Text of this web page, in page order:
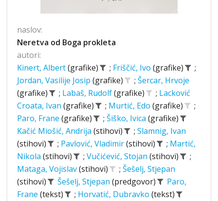
naslov:
Neretva od Boga prokleta
autori:
Kinert, Albert(grafike) ; Friščić, Ivo (grafike)
;
Jordan, Vasilije Josip (grafike) ; Šercar, Hrvoje
(grafike)
; Labaš, Rudolf(grafike) ; Lacković
Croata, Ivan (grafike) ; Murtić, Edo (grafike)
;
Paro, Frane (grafike) ; Šiško, Ivica (grafike)
Kačić Miošić, Andrija (stihovi) ; Slamnig, Ivan
(stihovi)
; Pavlović, Vladimir(stihovi) ; Martić,
Nikola (stihovi) ; Vučićević, Stojan (stihovi)
;
Mataga, Vojislav(stihovi) ; Šešelj, Stjepan
(stihovi)
Šešelj, Stjepan (predgovor)
Paro,
Frane (tekst) ; Horvatić, Dubravko (tekst)